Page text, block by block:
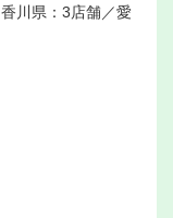
川県：3店舗／愛